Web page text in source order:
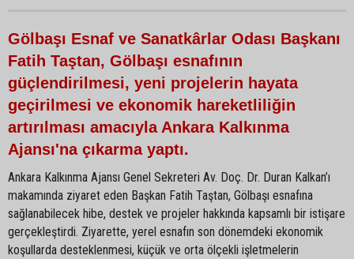
Gölbaşı Esnaf ve Sanatkârlar Odası Başkanı
Fatih Taştan, Gölbaşı esnafının
güçlendirilmesi, yeni projelerin hayata
geçirilmesi ve ekonomik hareketliliğin
artırılması amacıyla Ankara Kalkınma
Ajansı'na çıkarma yaptı.
Ankara Kalkınma Ajansı Genel Sekreteri Av. Doç. Dr. Duran Kalkan’ı
makamında ziyaret eden Başkan Fatih Taştan, Gölbaşı esnafına
sağlanabilecek hibe, destek ve projeler hakkında kapsamlı bir istişare
gerçekleştirdi. Ziyarette, yerel esnafın son dönemdeki ekonomik
koşullarda desteklenmesi, küçük ve orta ölçekli işletmelerin